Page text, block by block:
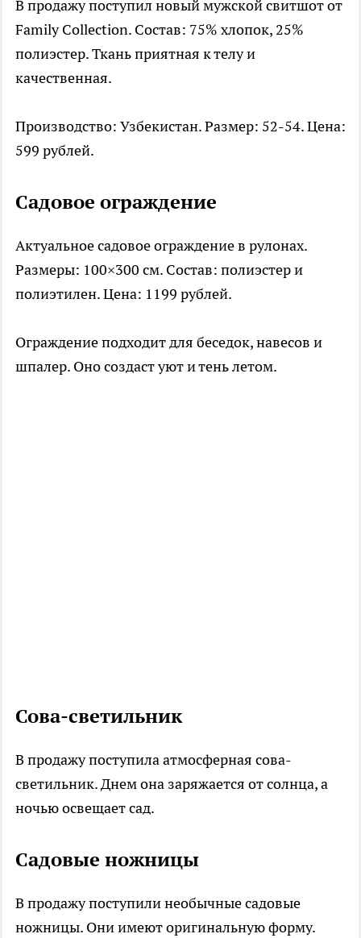
В продажу поступил новый мужской свитшот от
Family Collection. Состав: 75% хлопок, 25%
полиэстер. Ткань приятная к телу и
качественная.
Производство: Узбекистан. Размер: 52-54. Цена:
599 рублей.
Садовое ограждение
Актуальное садовое ограждение в рулонах.
Размеры: 100×300 см. Состав: полиэстер и
полиэтилен. Цена: 1199 рублей.
Ограждение подходит для беседок, навесов и
шпалер. Оно создаст уют и тень летом.
Сова-светильник
В продажу поступила атмосферная сова-
светильник. Днем она заряжается от солнца, а
ночью освещает сад.
Садовые ножницы
В продажу поступили необычные садовые
ножницы. Они имеют оригинальную форму.